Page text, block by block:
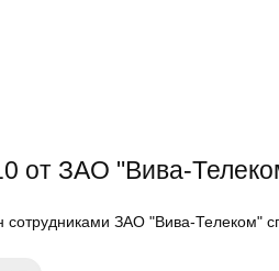
от ЗАО "Вива-
сотрудниками ЗАО "Вива-Телеком"